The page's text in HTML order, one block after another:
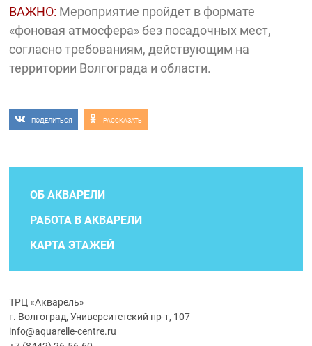
ВАЖНО: Мероприятие пройдет в формате
«фоновая атмосфера» без посадочных мест,
согласно требованиям, действующим на
территории Волгограда и области.
ПОДЕЛИТЬСЯ РАССКАЗАТЬ
ОБ АКВАРЕЛИ
РАБОТА В АКВАРЕЛИ
КАРТА ЭТАЖЕЙ
ТРЦ «Акварель»
г. Волгоград, Университетский пр-т, 107
info@aquarelle-centre.ru